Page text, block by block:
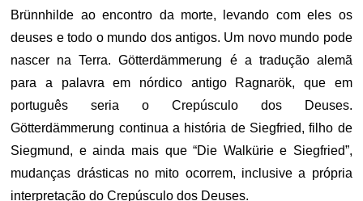
Brünnhilde ao encontro da morte, levando com eles os
deuses e todo o mundo dos antigos. Um novo mundo pode
nascer na Terra. Götterdämmerung é a tradução alemã
para a palavra em nórdico antigo Ragnarök, que em
português seria o Crepúsculo dos Deuses.
Götterdämmerung continua a história de Siegfried, filho de
Siegmund, e ainda mais que “Die Walkürie e Siegfried”,
mudanças drásticas no mito ocorrem, inclusive a própria
interpretação do Crepúsculo dos Deuses.